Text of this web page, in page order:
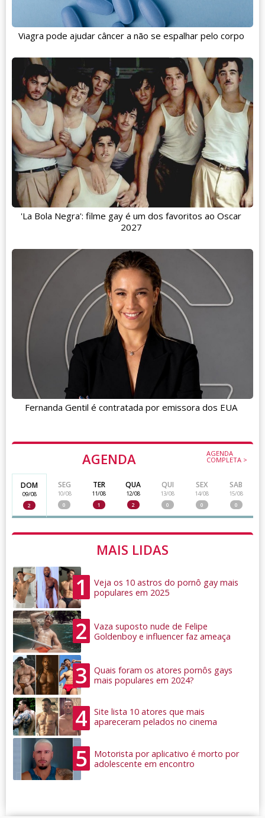
AGENDA AGENDA
COMPLETA >
DOM
09/08
2
SEG
10/08
0
TER
11/08
1
QUA
12/08
2
QUI
13/08
0
SEX
14/08
0
SAB
15/08
0
MAIS LIDAS
1
Veja os 10 astros do pornô gay mais
populares em 2025
2
Vaza suposto nude de Felipe
Goldenboy e influencer faz ameaça
3
Quais foram os atores pornôs gays
mais populares em 2024?
4
Site lista 10 atores que mais
apareceram pelados no cinema
5
Motorista por aplicativo é morto por
adolescente em encontro
Viagra pode ajudar câncer a não se espalhar pelo corpo
'La Bola Negra': filme gay é um dos favoritos ao Oscar
2027
Fernanda Gentil é contratada por emissora dos EUA